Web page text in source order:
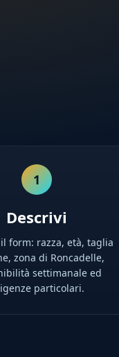
1
Descrivi
form: razza, età, taglia
zona di Roncadelle,
settimanale ed
particolari.